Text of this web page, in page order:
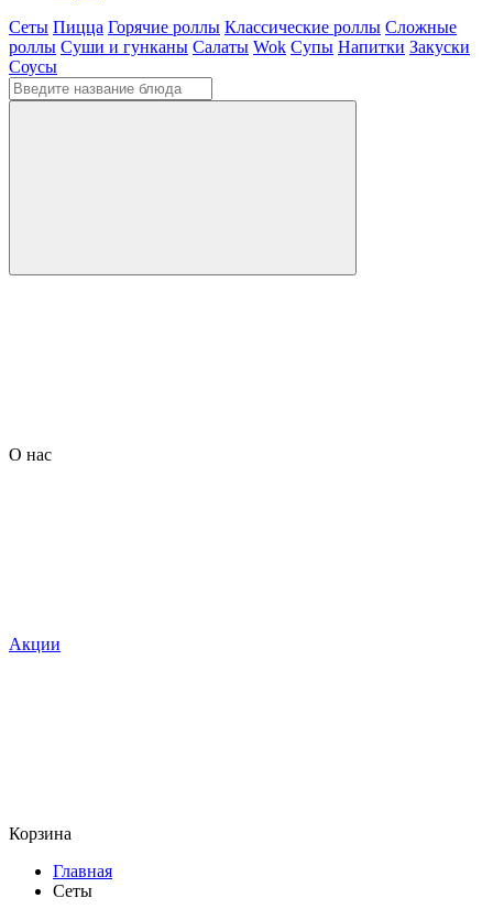
Сеты Пицца Горячие роллы Классические роллы Сложные
роллы Суши и гунканы Cалаты Wok Супы Напитки Закуски
Соусы
О нас
Акции
Корзина
Главная
Сеты